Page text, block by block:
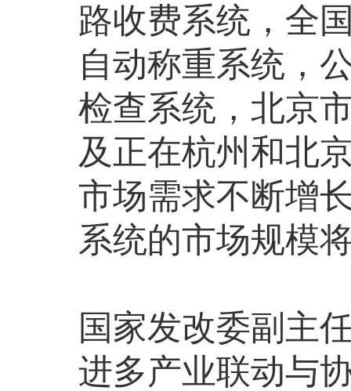
路收费系统，全
自动称重系统，
检查系统，北京
及正在杭州和北
市场需求不断增
系统的市场规模
国家发改委副主
进多产业联动与